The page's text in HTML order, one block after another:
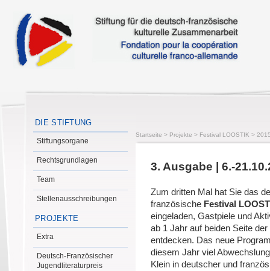
DIE STIFTUNG
Stiftungsorgane
Rechtsgrundlagen
Team
Stellenausschreibungen
PROJEKTE
Extra
Deutsch-Französischer
Jugendliteraturpreis
Startseite > Projekte > Festival LOOSTIK >
3. Ausgabe | 6.-
Zum dritten Mal hat Sie das
französische Festival
eingeladen, Gastpiele und
ab 1 Jahr auf beiden Seite
entdecken. Das neue
diesem Jahr viel
Klein in deutscher und